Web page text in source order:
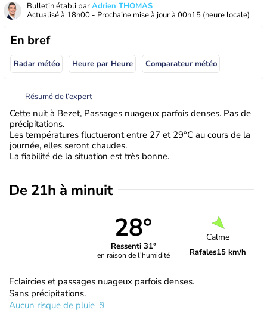
Bulletin établi parAdrien THOMAS
Actualisé à 18h00 - Prochaine mise à jour à 00h15 (heure locale)
En bref
Radar météo Heure par Heure Comparateur météo
Résumé de l’expert
Cette nuit à Bezet, Passages nuageux parfois denses. Pas de
précipitations.
Les températures fluctueront entre 27 et 29°C au cours de la
journée, elles seront chaudes.
La fiabilité de la situation est très bonne.
De 21h à minuit
28°
Ressenti 31°
en raison de l'humidité
Calme
Rafales15 km/h
Eclaircies et passages nuageux parfois denses.
Sans précipitations.
Aucun risque de pluie